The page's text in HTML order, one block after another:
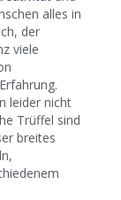
alles in
der
viele
leider nicht
Trüffel sind
breites